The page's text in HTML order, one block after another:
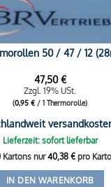
50 / 47 / 12
47,50€
Zzgl. 19% USt.
(0,95€ / 1 Thermorolle)
Lieferzeit: sofort lieferbar
Kartons nur40,38 €pro
IN DEN WARENKORB